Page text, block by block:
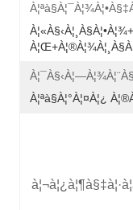
À¦ªà§à¦°à¦¤à¦¿